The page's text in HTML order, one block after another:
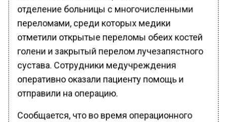
отделение больницы с многочисленными
переломами, среди которых медики
отметили открытые переломы обеих костей
голени и закрытый перелом лучезапястного
сустава. Сотрудники медучреждения
оперативно оказали пациенту помощь и
отправили на операцию.
Сообщается, что во время операционного